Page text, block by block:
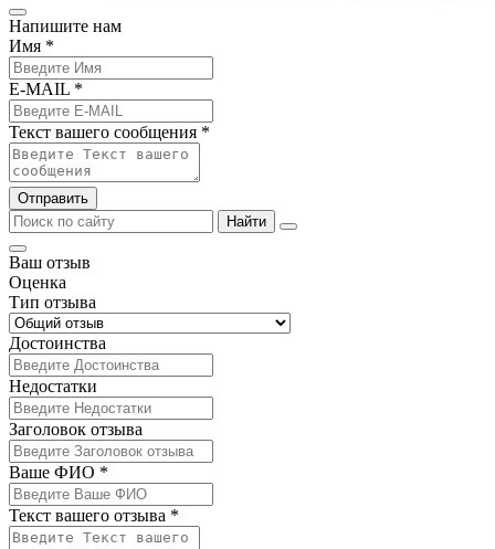
Напишите нам
Имя *
E-MAIL *
Текст вашего сообщения *
Отправить
Найти
Ваш отзыв
Оценка
Тип отзыва
Достоинства
Недостатки
Заголовок отзыва
Ваше ФИО *
Текст вашего отзыва *